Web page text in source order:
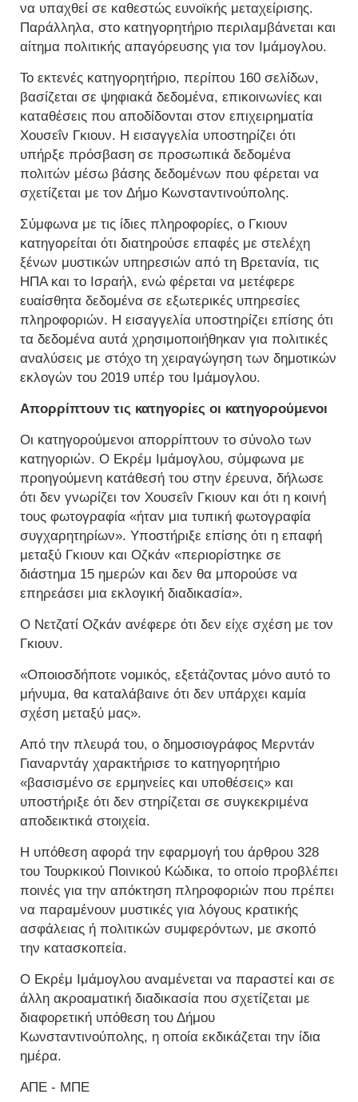
να υπαχθεί σε καθεστώς ευνοϊκής μεταχείρισης.
Παράλληλα, στο κατηγορητήριο περιλαμβάνεται και
αίτημα πολιτικής απαγόρευσης για τον Ιμάμογλου.
Το εκτενές κατηγορητήριο, περίπου 160 σελίδων,
βασίζεται σε ψηφιακά δεδομένα, επικοινωνίες και
καταθέσεις που αποδίδονται στον επιχειρηματία
Χουσεΐν Γκιουν. Η εισαγγελία υποστηρίζει ότι
υπήρξε πρόσβαση σε προσωπικά δεδομένα
πολιτών μέσω βάσης δεδομένων που φέρεται να
σχετίζεται με τον Δήμο Κωνσταντινούπολης.
Σύμφωνα με τις ίδιες πληροφορίες, ο Γκιουν
κατηγορείται ότι διατηρούσε επαφές με στελέχη
ξένων μυστικών υπηρεσιών από τη Βρετανία, τις
ΗΠΑ και το Ισραήλ, ενώ φέρεται να μετέφερε
ευαίσθητα δεδομένα σε εξωτερικές υπηρεσίες
πληροφοριών. Η εισαγγελία υποστηρίζει επίσης ότι
τα δεδομένα αυτά χρησιμοποιήθηκαν για πολιτικές
αναλύσεις με στόχο τη χειραγώγηση των δημοτικών
εκλογών του 2019 υπέρ του Ιμάμογλου.
Απορρίπτουν τις κατηγορίες οι κατηγορούμενοι
Οι κατηγορούμενοι απορρίπτουν το σύνολο των
κατηγοριών. Ο Εκρέμ Ιμάμογλου, σύμφωνα με
προηγούμενη κατάθεσή του στην έρευνα, δήλωσε
ότι δεν γνωρίζει τον Χουσεΐν Γκιουν και ότι η κοινή
τους φωτογραφία «ήταν μια τυπική φωτογραφία
συγχαρητηρίων». Υποστήριξε επίσης ότι η επαφή
μεταξύ Γκιουν και Οζκάν «περιορίστηκε σε
διάστημα 15 ημερών και δεν θα μπορούσε να
επηρεάσει μια εκλογική διαδικασία».
Ο Νετζατί Οζκάν ανέφερε ότι δεν είχε σχέση με τον
Γκιουν.
«Οποιοσδήποτε νομικός, εξετάζοντας μόνο αυτό το
μήνυμα, θα καταλάβαινε ότι δεν υπάρχει καμία
σχέση μεταξύ μας».
Από την πλευρά του, ο δημοσιογράφος Μερντάν
Γιαναρντάγ χαρακτήρισε το κατηγορητήριο
«βασισμένο σε ερμηνείες και υποθέσεις» και
υποστήριξε ότι δεν στηρίζεται σε συγκεκριμένα
αποδεικτικά στοιχεία.
Η υπόθεση αφορά την εφαρμογή του άρθρου 328
του Τουρκικού Ποινικού Κώδικα, το οποίο προβλέπει
ποινές για την απόκτηση πληροφοριών που πρέπει
να παραμένουν μυστικές για λόγους κρατικής
ασφάλειας ή πολιτικών συμφερόντων, με σκοπό
την κατασκοπεία.
Ο Εκρέμ Ιμάμογλου αναμένεται να παραστεί και σε
άλλη ακροαματική διαδικασία που σχετίζεται με
διαφορετική υπόθεση του Δήμου
Κωνσταντινούπολης, η οποία εκδικάζεται την ίδια
ημέρα.
ΑΠΕ - ΜΠΕ